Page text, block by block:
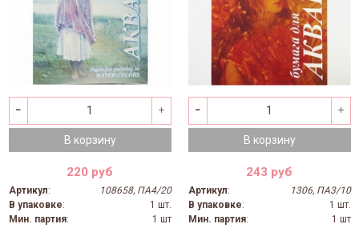
В корзину
220 руб
Артикул:
108658, ПА4/20
В упаковке:
1 шт.
Мин. партия:
1 шт
В корзину
243 руб
Артикул:
1306, ПА3/10
В упаковке:
1 шт.
Мин. партия:
1 шт